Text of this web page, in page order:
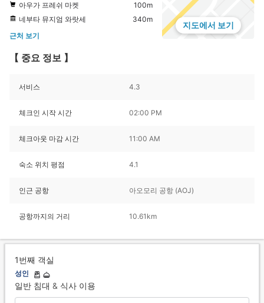
아우가 프레쉬 마켓
100m
네부타 뮤지엄 와랏세
340m
근처 보기
지도에서 보기
【 중요 정보 】
서비스 4.3
체크인 시작 시간 02:00 PM
체크아웃 마감 시간 11:00 AM
숙소 위치 평점 4.1
인근 공항 아오모리 공항 (AOJ)
공항까지의 거리 10.61km
1번째 객실
성인
일반 침대 & 식사 이용